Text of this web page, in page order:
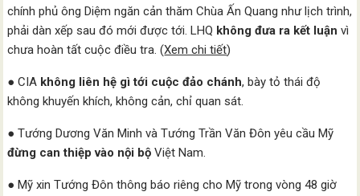
chính phủ ông Diệm ngăn cản thăm Chùa Ấn Quang như lịch trình,
phải dàn xếp sau đó mới được tới. LHQ không đưa ra kết luận vì
chưa hoàn tất cuộc điều tra. (Xem chi tiết)
● CIA không liên hệ gì tới cuộc đảo chánh, bày tỏ thái độ
không khuyến khích, không cản, chỉ quan sát.
● Tướng Dương Văn Minh và Tướng Trần Văn Đôn yêu cầu Mỹ
đừng can thiệp vào nội bộ Việt Nam.
● Mỹ xin Tướng Đôn thông báo riêng cho Mỹ trong vòng 48 giờ